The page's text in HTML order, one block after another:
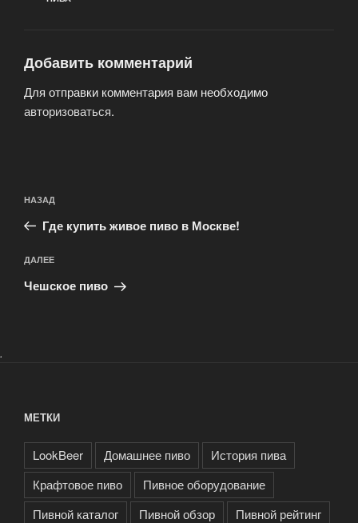
Добавить комментарий
Для отправки комментария вам необходимо
авторизоваться.
по
записям
Предыдущая
запись:
НАЗАД
Где купить живое пиво в Москве!
Следующая
запись
ДАЛЕЕ
Чешское пиво
.
МЕТКИ
LookBeer Домашнее пиво
История пива
Крафтовое пиво
Пивное оборудование
Пивной каталог
Пивной обзор
Пивной рейтинг